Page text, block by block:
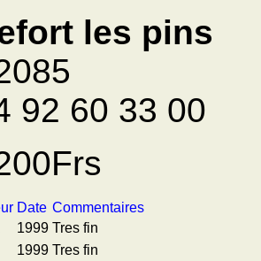
les pins
92 60 33 00
Date Commentaires
1999 Tres fin
1999 Tres fin